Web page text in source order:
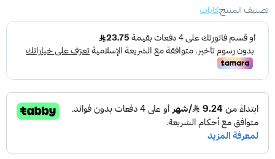
تصنيف المنتج:كابات